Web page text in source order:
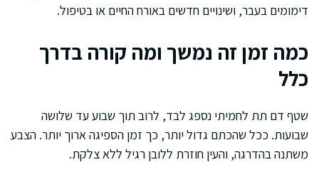
דימומים בעבר, ושינויים חדשים באורח החיים או בטיפול.
כמה זמן זה נמשך ומה קורה בדרך
כלל
שטף דם תת לחמיתי נספג לבד, לרוב תוך שבוע עד שלושה
שבועות. ככל שהכתם גדול יותר, כך זמן הספיגה ארוך יותר. הצבע
משתנה בהדרגה, והעין חוזרת ללובן רגיל ללא צלקת.